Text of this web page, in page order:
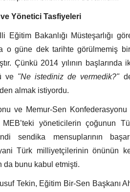
Yönetici Tasfiyeleri
Bakanlığı Müsteşarlığı
o güne dek tarihte görülmemiş bir
Çünkü 2014 yılının başlarında
ve "Ne istediniz de vermedik?"
almak istiyordu.
ve Memur-Sen Konfederasyonu
yöneticilerin çoğunun
sendika mensuplarının
Türk milliyetçilerinin önünün
da bunu kabul etmişti.
Tekin, Eğitim Bir-Sen Başkanı